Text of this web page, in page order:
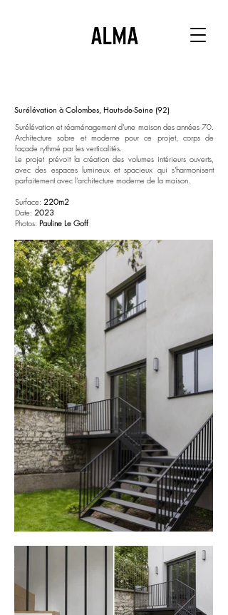
Surélévation à Colombes, Hauts-de-Seine (92)
Surélévation et réaménagement d'une maison des années 70.
Architecture sobre et moderne pour ce projet, corps de
façade rythmé par les verticalités.
Le projet prévoit la création des volumes intérieurs ouverts,
avec des espaces lumineux et spacieux qui s'harmonisent
parfaitement avec l'architecture moderne de la maison.
Surface: 220m2
Date: 2023
Photos: Pauline Le Goff